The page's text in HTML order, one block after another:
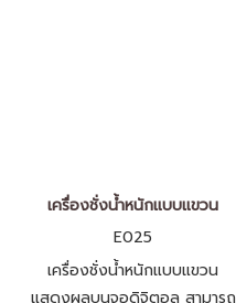
เครื่องชั่งน้ำหนักแบบแขวน
E025
เครื่องชั่งน้ำหนักแบบแขวน
แสดงผลบนจอดิจิตอล สามารถ